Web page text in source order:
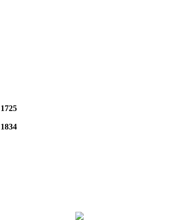
1725
1834